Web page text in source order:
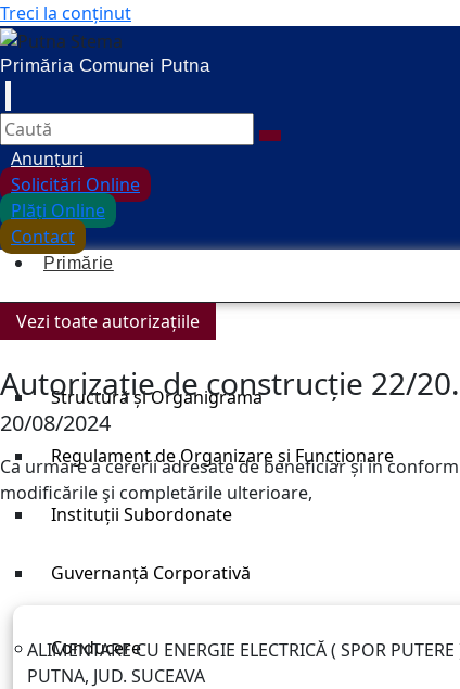
Treci la conținut
Primăria Comunei Putna
Anunțuri
Solicitări Online
Plăți Online
Contact
Primărie
Organizare
Structură și Organigrama
Regulament de Organizare și Funcționare
Instituții Subordonate
Guvernanță Corporativă
Conducere
Vezi toate autorizațiile
Autorizație de construcție 22/
20/08/2024
Ca urmare a cererii adresate de beneficiar și în
modificările şi completările ulterioare,
ALIMENTARE CU ENERGIE ELECTRICĂ ( SPOR
PUTNA, JUD. SUCEAVA